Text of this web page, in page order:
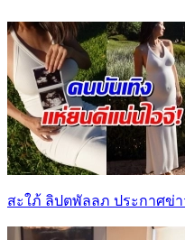
สะใภ้ ลิปตพัลลภ ประกาศข่า